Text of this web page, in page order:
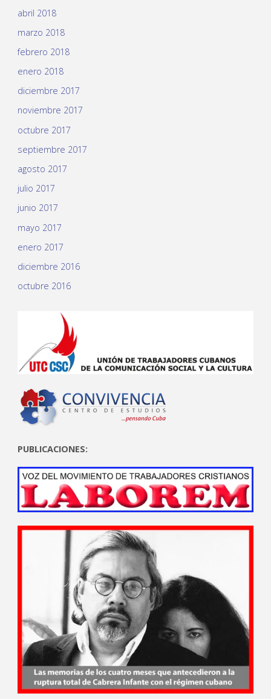
abril 2018
marzo 2018
febrero 2018
enero 2018
diciembre 2017
noviembre 2017
octubre 2017
septiembre 2017
agosto 2017
julio 2017
junio 2017
mayo 2017
enero 2017
diciembre 2016
octubre 2016
PUBLICACIONES: